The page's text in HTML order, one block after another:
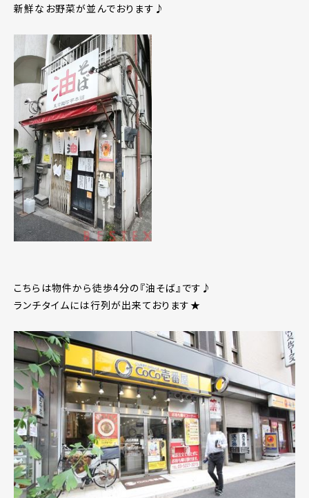
新鮮なお野菜が並んでおります♪
こちらは物件から徒歩4分の『油そば』です♪
ランチタイムには行列が出来ております★